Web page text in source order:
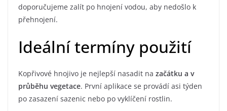
doporučujeme zalít po hnojení vodou, aby nedošlo k
přehnojení.
Ideální termíny použití
Kopřivové hnojivo je nejlepší nasadit na začátku a v
průběhu vegetace. První aplikace se provádí asi týden
po zasazení sazenic nebo po vyklíčení rostlin.